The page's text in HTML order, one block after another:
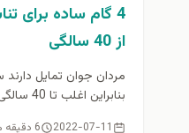
4 گام ساده برای
از 40 سالگی
مردان جوان تمایل دارند
2022-07-11 6 دقیقه مطالعه